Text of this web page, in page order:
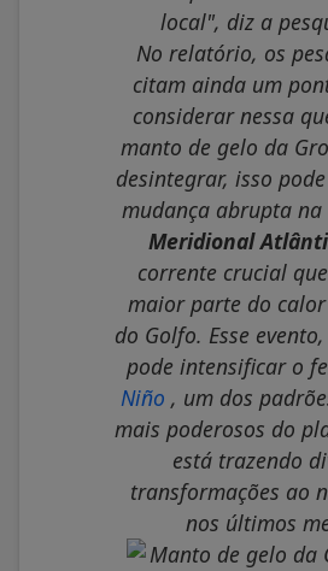
local", diz a
No relatório, os
citam ainda um
considerar nessa
manto de gelo da
desintegrar, isso
mudança abrupta na
Meridional
corrente crucial
maior parte do
do Golfo. Esse
pode intensificar o
Niño , um dos
mais poderosos do
está trazendo
transformações ao
nos últimos